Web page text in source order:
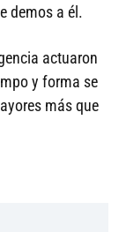
demos a él.
actuaron
y forma se
más que